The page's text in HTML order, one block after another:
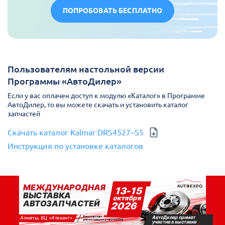
ПОПРОБОВАТЬ БЕСПЛАТНО
Пользователям настольной версии
Программы «АвтоДилер»
Если у вас оплачен доступ к модулю «Каталог» в Программе
АвтоДилер, то вы можете скачать и установить каталог
запчастей
Скачать каталог Kalmar DRS4527–S5
Инструкция по установке каталогов